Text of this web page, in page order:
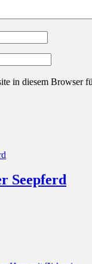
in diesem Browser
Seepferd